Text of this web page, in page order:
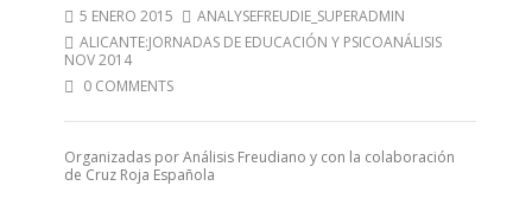
5 ENERO 2015
ANALYSEFREUDIE_SUPERADMIN
ALICANTE:JORNADAS DE EDUCACIÓN Y PSICOANÁLISIS
NOV 2014
0 COMMENTS
Organizadas por Análisis Freudiano y con la colaboración
de Cruz Roja Española